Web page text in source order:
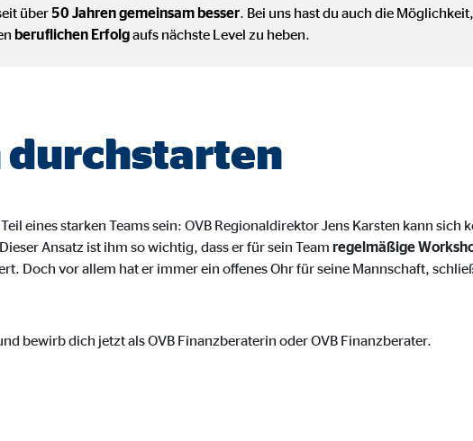
über 50 Jahren gemeinsam besser. Bei uns hast du auch die
beruflichen Erfolgaufs nächste Level zu heben.
durchstarten
eines starken Teams sein: OVB Regionaldirektor Jens Karsten kann sich
Ansatz ist ihm so wichtig, dass er für sein Team regelmäßige
Doch vor allem hat er immer ein offenes Ohr für seine Mannschaft,
bewirb dich jetzt als OVB Finanzberaterin oder OVB Finanzberater.
Ireland Ltd.